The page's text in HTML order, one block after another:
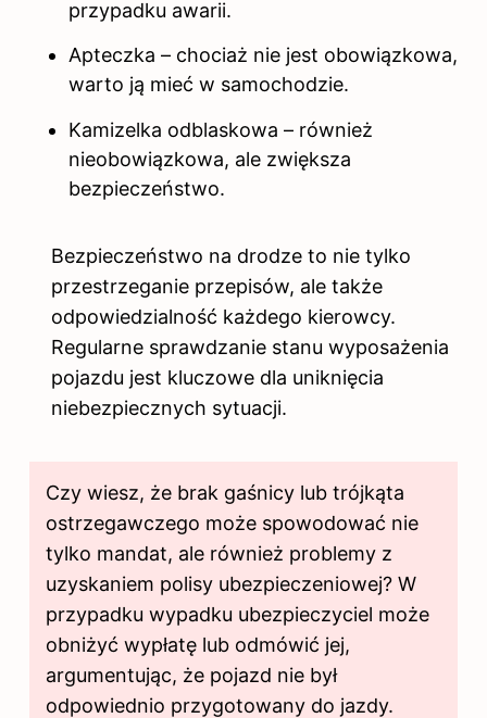
przypadku awarii.
Apteczka – chociaż nie jest obowiązkowa,
warto ją mieć w samochodzie.
Kamizelka odblaskowa – również
nieobowiązkowa, ale zwiększa
bezpieczeństwo.
Bezpieczeństwo na drodze to nie tylko
przestrzeganie przepisów, ale także
odpowiedzialność każdego kierowcy.
Regularne sprawdzanie stanu wyposażenia
pojazdu jest kluczowe dla uniknięcia
niebezpiecznych sytuacji.
Czy wiesz, że brak gaśnicy lub trójkąta
ostrzegawczego może spowodować nie
tylko mandat, ale również problemy z
uzyskaniem polisy ubezpieczeniowej? W
przypadku wypadku ubezpieczyciel może
obniżyć wypłatę lub odmówić jej,
argumentując, że pojazd nie był
odpowiednio przygotowany do jazdy.